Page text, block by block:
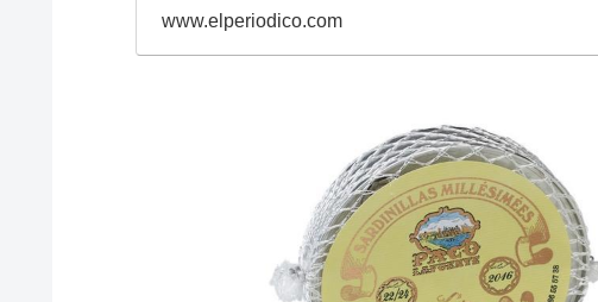
www.elperiodico.com